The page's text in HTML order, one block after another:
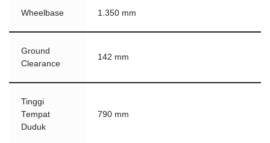
Wheelbase 1.350 mm
Ground
Clearance
142 mm
Tinggi
Tempat
Duduk
790 mm